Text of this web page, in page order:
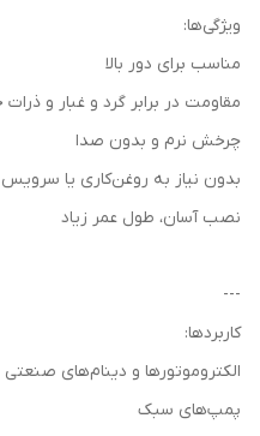
ویژگی‌ها:
مناسب برای دور بالا
مقاومت در برابر گرد و غبار و ذرات
چرخش نرم و بدون صدا
بدون نیاز به روغن‌کاری یا سرویس
نصب آسان، طول عمر زیاد
---
کاربردها:
الکتروموتورها و دینام‌های صنعتی
پمپ‌های سبک